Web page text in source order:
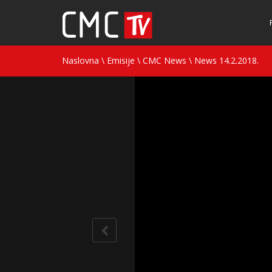
Naslovna \ Emisije \ CMC News \ News 14.2.2018.